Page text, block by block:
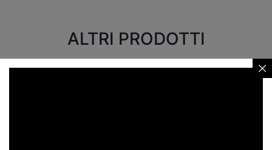
ALTRI PRODOTTI